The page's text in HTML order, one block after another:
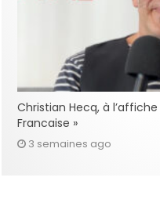
Christian Hecq, à
Francaise »
3 semaines ago